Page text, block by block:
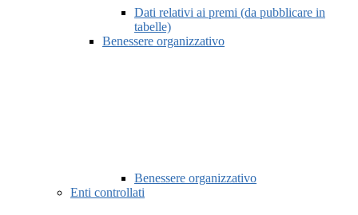
Dati relativi ai premi (da pubblicare in
tabelle)
Benessere organizzativo
Benessere organizzativo
Enti controllati